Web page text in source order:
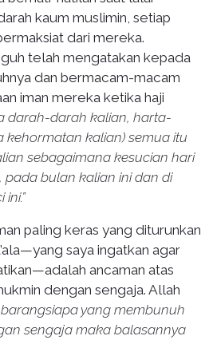
kaum muslimin, setiap
dari mereka.
telah mengatakan kepada
dan bermacam-macam
iman mereka ketika haji
darah-darah kalian, harta-
kehormatan kalian) semua itu
sebagaimana kesucian hari
pada bulan kalian ini dan di
paling keras yang diturunkan
saya ingatkan agar
ancaman atas
dengan sengaja. Allah
barangsiapa yang membunuh
sengaja maka balasannya